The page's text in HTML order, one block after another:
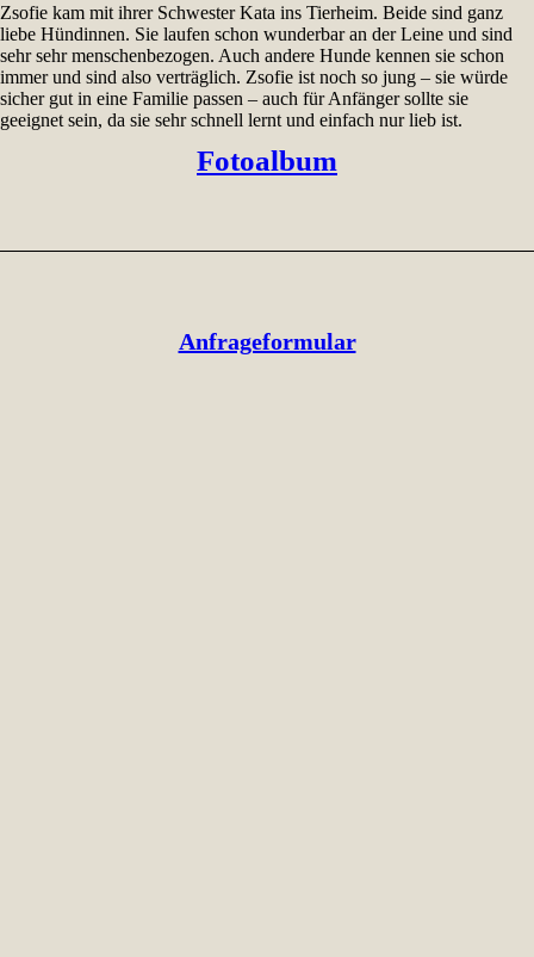
Zsofie kam mit ihrer Schwester Kata ins Tierheim. Beide sind ganz
liebe Hündinnen. Sie laufen schon wunderbar an der Leine und sind
sehr sehr menschenbezogen. Auch andere Hunde kennen sie schon
immer und sind also verträglich. Zsofie ist noch so jung – sie würde
sicher gut in eine Familie passen – auch für Anfänger sollte sie
geeignet sein, da sie sehr schnell lernt und einfach nur lieb ist.
Fotoalbum
Anfrageformular